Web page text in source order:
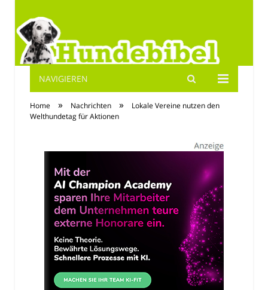
Hundebibel.de
NAVIGIEREN
Home » Nachrichten »
Lokale Vereine nutzen den
Welthundetag für Aktionen